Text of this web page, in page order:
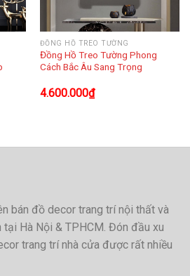
ĐỒNG HỒ TREO TƯỜNG
Đồng Hồ Treo Tường Phong
Cách Bắc Âu Sang Trọng
4.600.000₫
bán đồ decor trang trí nội thất và
Hà Nội & TPHCM. Đón đầu xu
trang trí nhà cửa được rất nhiều